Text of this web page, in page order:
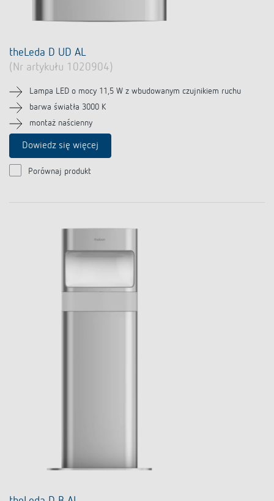
theLeda D UD AL
(Nr artykułu 1020904)
Lampa LED o mocy 11,5 W z wbudowanym czujnikiem ruchu
barwa światła 3000 K
montaż naścienny
Dowiedz się więcej
Porównaj produkt